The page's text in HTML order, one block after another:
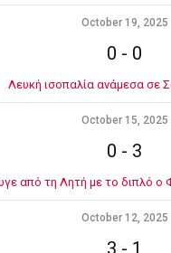
October 19, 2025
0 - 0
Λευκή ισοπαλία ανάμεσα σε
October 15, 2025
0 - 3
από τη Λητή με το διπλό ο
October 12, 2025
3 - 1